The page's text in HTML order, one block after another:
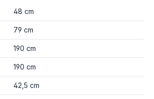
48 cm
79 cm
190 cm
190 cm
42,5 cm